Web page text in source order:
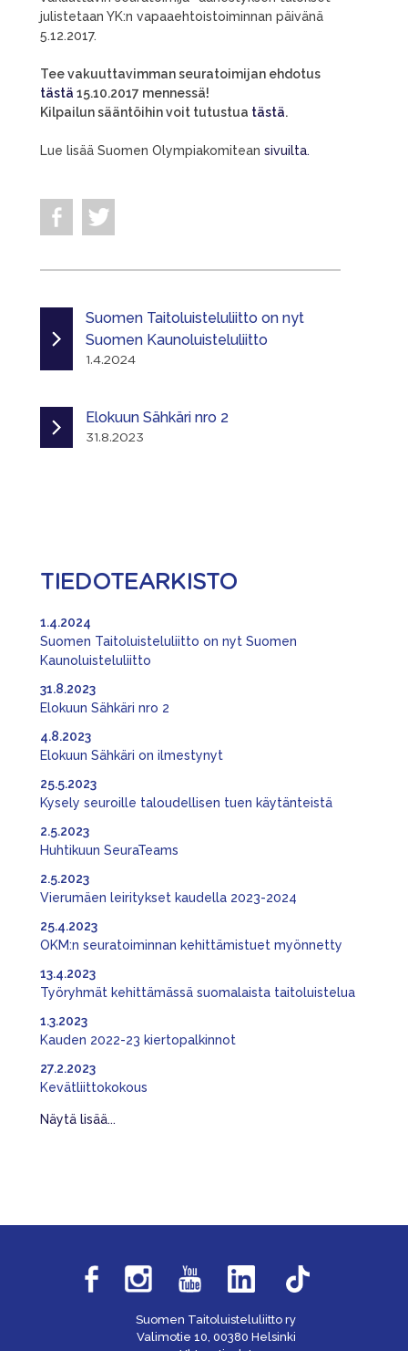
julistetaan YK:n vapaaehtoistoiminnan päivänä
5.12.2017.
Tee vakuuttavimman seuratoimijan ehdotus
tästä 15.10.2017 mennessä!
Kilpailun sääntöihin voit tutustua tästä.
Lue lisää Suomen Olympiakomitean sivuilta.
Suomen Taitoluisteluliitto on nyt
Suomen Kaunoluisteluliitto
1.4.2024
Elokuun Sähkäri nro 2
31.8.2023
TIEDOTEARKISTO
Suomen Taitoluisteluliitto on nyt Suomen
Kaunoluisteluliitto
1.4.2024
Elokuun Sähkäri nro 2
31.8.2023
Elokuun Sähkäri on ilmestynyt
4.8.2023
Kysely seuroille taloudellisen tuen käytänteistä
25.5.2023
Huhtikuun SeuraTeams
2.5.2023
Vierumäen leiritykset kaudella 2023-2024
2.5.2023
OKM:n seuratoiminnan kehittämistuet myönnetty
25.4.2023
Työryhmät kehittämässä suomalaista taitoluistelua
13.4.2023
Kauden 2022-23 kiertopalkinnot
1.3.2023
Kevätliittokokous
27.2.2023
Näytä lisää...
Suomen Taitoluisteluliitto ry
Valimotie 10, 00380 Helsinki